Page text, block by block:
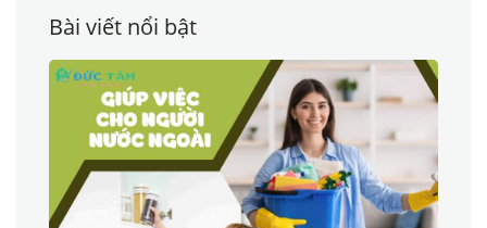
Bài viết nổi bật